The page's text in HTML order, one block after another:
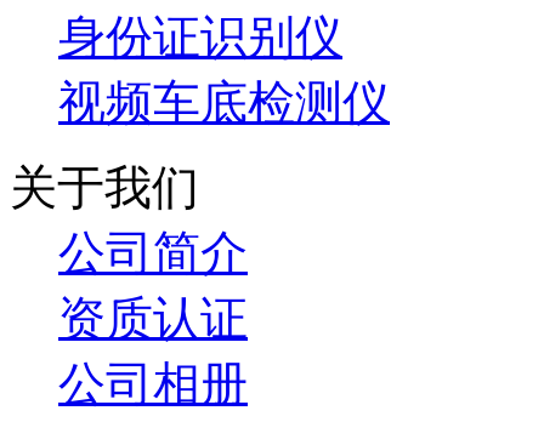
身份证识别仪
视频车底检测仪
关于我们
公司简介
资质认证
公司相册